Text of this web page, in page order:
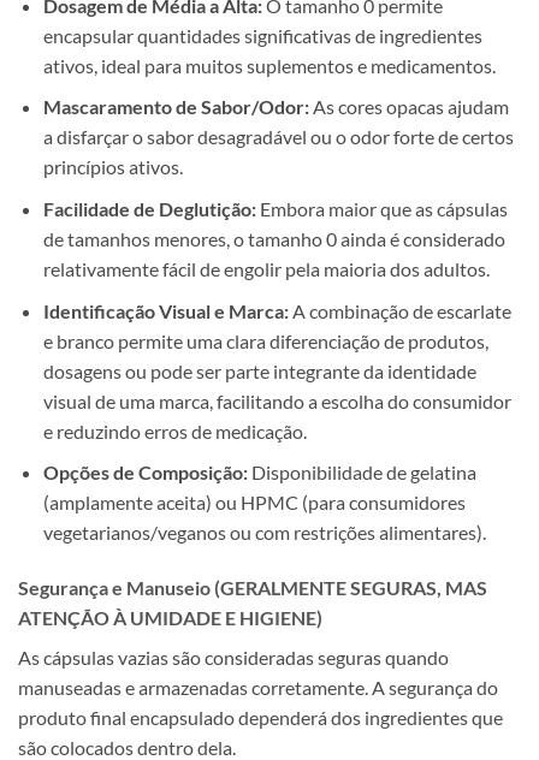
Dosagem de Média a Alta:O tamanho 0 permite
encapsular quantidades significativas de ingredientes
ativos, ideal para muitos suplementos e medicamentos.
Mascaramento de Sabor/Odor:As cores opacas ajudam
a disfarçar o sabor desagradável ou o odor forte de certos
princípios ativos.
Facilidade de Deglutição:Embora maior que as cápsulas
de tamanhos menores, o tamanho 0 ainda é considerado
relativamente fácil de engolir pela maioria dos adultos.
Identificação Visual e Marca:A combinação de escarlate
e branco permite uma clara diferenciação de produtos,
dosagens ou pode ser parte integrante da identidade
visual de uma marca, facilitando a escolha do consumidor
e reduzindo erros de medicação.
Opções de Composição:Disponibilidade de gelatina
(amplamente aceita) ou HPMC (para consumidores
vegetarianos/veganos ou com restrições alimentares).
Segurança e Manuseio (GERALMENTE SEGURAS, MAS
ATENÇÃO À UMIDADE E HIGIENE)
As cápsulas vazias são consideradas seguras quando
manuseadas e armazenadas corretamente. A segurança do
produto final encapsulado dependerá dos ingredientes que
são colocados dentro dela.